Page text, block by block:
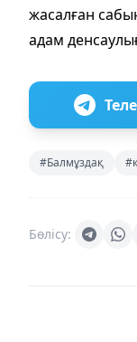
жасалған
адам
#Балмұздақ
Бөлісу: